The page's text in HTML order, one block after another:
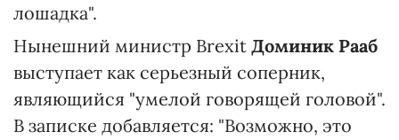
лошадка".
Нынешний министр Brexit Доминик Рааб
выступает как серьезный соперник,
являющийся "умелой говорящей головой".
В записке добавляется: "Возможно, это